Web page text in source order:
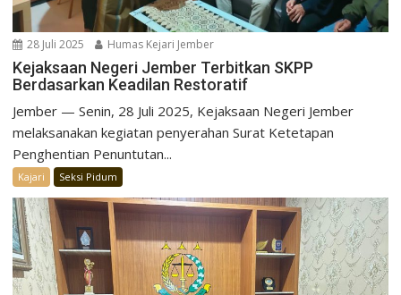
28 Juli 2025 Humas Kejari Jember
Kejaksaan Negeri Jember Terbitkan SKPP
Berdasarkan Keadilan Restoratif
Jember — Senin, 28 Juli 2025, Kejaksaan Negeri Jember
melaksanakan kegiatan penyerahan Surat Ketetapan
Penghentian Penuntutan...
Kajari Seksi Pidum